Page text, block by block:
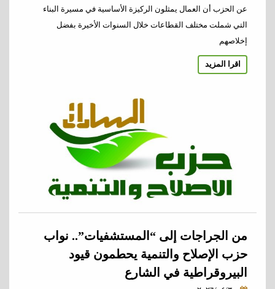
عن الحزب أن العمال يمثلون الركيزة الأساسية في مسيرة البناء
التي شملت مختلف القطاعات خلال السنوات الأخيرة بفضل
إخلاصهم
اقرا المزيد
من الجراجات إلى “المستشفيات”.. نواب
حزب الإصلاح والتنمية يحطمون قيود
البيروقراطية في الشارع